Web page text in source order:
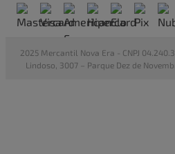
2025 Mercantil Nova Era - CNPJ
Lindoso, 3007 – Parque Dez de